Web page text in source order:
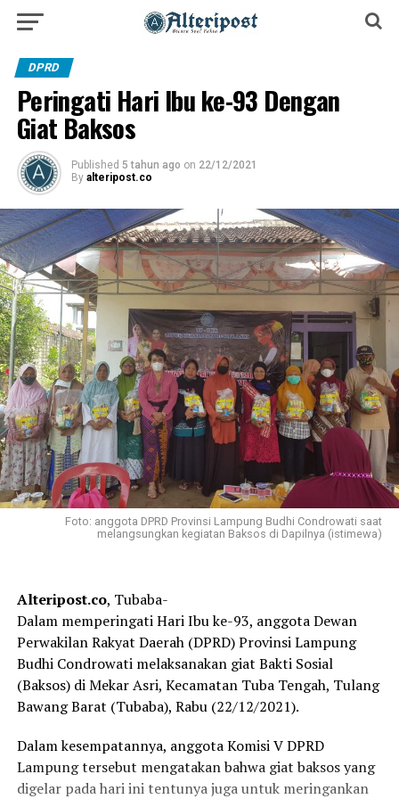
DPRD
Peringati Hari Ibu ke-93 Dengan
Giat Baksos
Published 5 tahun ago on 22/12/2021
By alteripost.co
Foto: anggota DPRD Provinsi Lampung Budhi Condrowati saat
melangsungkan kegiatan Baksos di Dapilnya (istimewa)
Alteripost.co, Tubaba-
Dalam memperingati Hari Ibu ke-93, anggota Dewan
Perwakilan Rakyat Daerah (DPRD) Provinsi Lampung
Budhi Condrowati melaksanakan giat Bakti Sosial
(Baksos) di Mekar Asri, Kecamatan Tuba Tengah, Tulang
Bawang Barat (Tubaba), Rabu (22/12/2021).
Dalam kesempatannya, anggota Komisi V DPRD
Lampung tersebut mengatakan bahwa giat baksos yang
digelar pada hari ini tentunya juga untuk meringankan